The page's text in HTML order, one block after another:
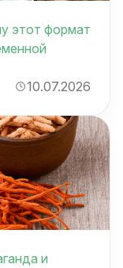
этот формат
10.07.2026
и